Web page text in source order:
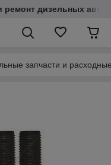
ремонт дизельных
запчасти и